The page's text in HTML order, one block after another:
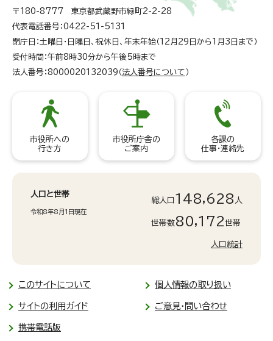
〒180-8777 東京都武蔵野市緑町2-2-28
代表電話番号：0422-51-5131
閉庁日：土曜日・日曜日、祝休日、年末年始（12月29日から1月3日まで）
受付時間：午前8時30分から午後5時まで
法人番号：8000020132039（ 法人番号について ）
市役所への
行き方
市役所庁舎の
ご案内
各課の
仕事・連絡先
人口と世帯
令和8年8月1日現在
総人口 148,628 人
世帯数80,172世帯
人口統計
このサイトについて 個人情報の取り扱い
サイトの利用ガイド ご意見・問い合わせ
携帯電話版